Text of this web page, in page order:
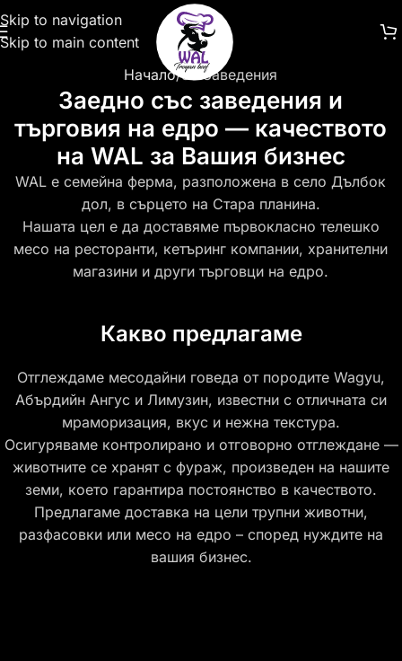
Skip to navigation
Skip to main content
Начало За Заведения
Заедно със заведения и
търговия на едро — качеството
на WAL за Вашия бизнес
WAL е семейна ферма, разположена в село Дълбок
дол, в сърцето на Стара планина.
Нашата цел е да доставяме първокласно телешко
месо на ресторанти, кетъринг компании, хранителни
магазини и други търговци на едро.
Какво предлагаме
Отглеждаме месодайни говеда от породите Wagyu,
Абърдийн Ангус и Лимузин, известни с отличната си
мраморизация, вкус и нежна текстура.
Осигуряваме контролирано и отговорно отглеждане —
животните се хранят с фураж, произведен на нашите
земи, което гарантира постоянство в качеството.
Предлагаме доставка на цели трупни животни,
разфасовки или месо на едро – според нуждите на
вашия бизнес.